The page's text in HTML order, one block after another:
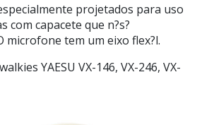
projetados para uso
com capacete que n?s?
microfone tem um eixo flex?l.
YAESU VX-146, VX-246, VX-